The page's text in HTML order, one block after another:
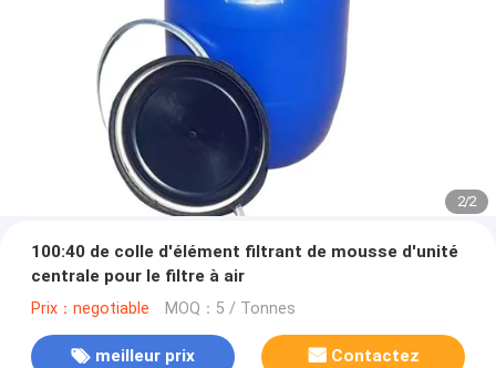
2/2
100:40 de colle d'élément filtrant de mousse d'unité
centrale pour le filtre à air
Prix：negotiable MOQ：5 / Tonnes
meilleur prix Contactez